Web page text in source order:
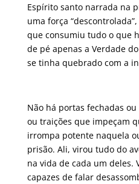
Espírito santo narrada na
uma força
que consumiu tudo o que
de pé apenas a Verdade
se tinha quebrado com a
Não há portas fechadas
ou traições que impeçam
irrompa potente naquela
prisão. Ali, virou tudo do
na vida de cada um deles.
capazes de falar